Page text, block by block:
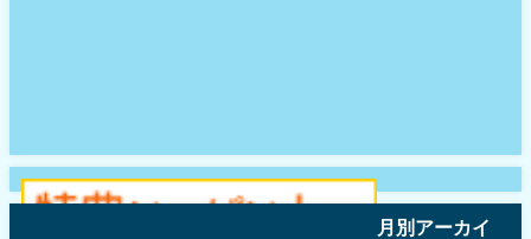
月別アーカイ